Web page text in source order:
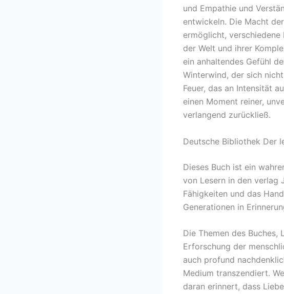
und Empathie und
entwickeln. Die Macht
ermöglicht, verschiedene
der Welt und ihrer
ein anhaltendes Gefühl
Winterwind, der sich
Feuer, das an Intensität
einen Moment reiner,
verlangend zurückließ.
Deutsche Bibliothek Der
Dieses Buch ist ein
von Lesern in den verlag
Fähigkeiten und das
Generationen in
Die Themen des
Erforschung der
auch profund
Medium transzendiert.
daran erinnert, dass